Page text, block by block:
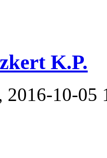
K.P.
2016-10-05